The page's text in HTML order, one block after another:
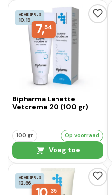
ADVIESPRIJS
10,19
7,54
Bipharma Lanette
Vetcreme 20 (100 gr)
100 gr Op voorraad
Voeg toe
ADVIESPRIJS
12,66
35